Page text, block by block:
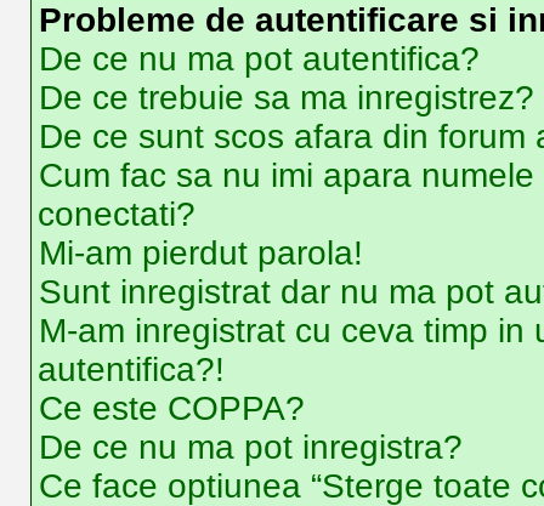
Probleme de autentificare si
De ce nu ma pot autentifica?
De ce trebuie sa ma inregistrez?
De ce sunt scos afara din forum
Cum fac sa nu imi apara
conectati?
Mi-am pierdut parola!
Sunt inregistrat dar nu ma pot
M-am inregistrat cu ceva timp
autentifica?!
Ce este COPPA?
De ce nu ma pot inregistra?
Ce face optiunea “Sterge toate